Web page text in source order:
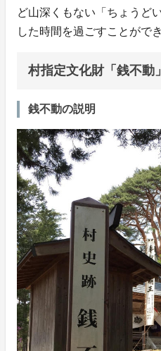
ど山深くもない「ちょうど
した時間を過ごすことがで
村指定文化財「銭不動
銭不動の説明